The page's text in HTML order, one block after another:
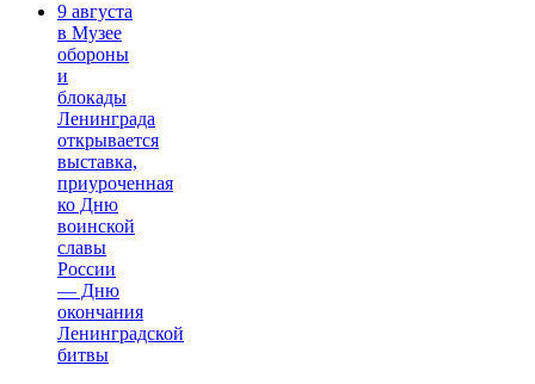
9 августа
в Музее
обороны
и
блокады
Ленинграда
открывается
выставка,
приуроченная
ко Дню
воинской
славы
России
— Дню
окончания
Ленинградской
битвы